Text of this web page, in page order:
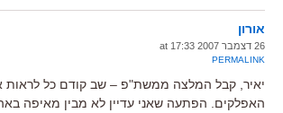
אורון
26 דצמבר 2007 at 17:33
PERMALINK
יאיר, קבל המלצה ממשת"פ – שב קודם כל
האפלקים. הפתעה שאני עדיין לא מבין מאיפה